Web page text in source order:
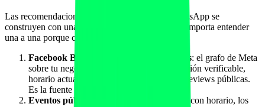
Las recomendaciones de Meta AI dentro de WhatsApp se
construyen con una combinación de señales que importa entender
una a una porque cada una se trabaja distinto:
Facebook Business y Instagram Business: el grafo de Meta
sobre tu negocio. Categoría correcta, dirección verificable,
horario actualizado, fotos, posts recientes, reviews públicas.
Es la fuente principal.
Eventos públicos en Facebook
: las clases con horario, los